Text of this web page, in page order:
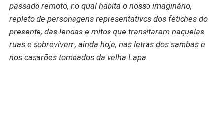
passado remoto, no qual habita o nosso imaginário,
repleto de personagens representativos dos fetiches do
presente, das lendas e mitos que transitaram naquelas
ruas e sobrevivem, ainda hoje, nas letras dos sambas e
nos casarões tombados da velha Lapa.